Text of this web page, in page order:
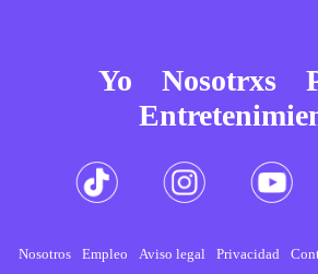
Yo Nosotrxs
Nosotros Empleo Aviso legal Privacidad